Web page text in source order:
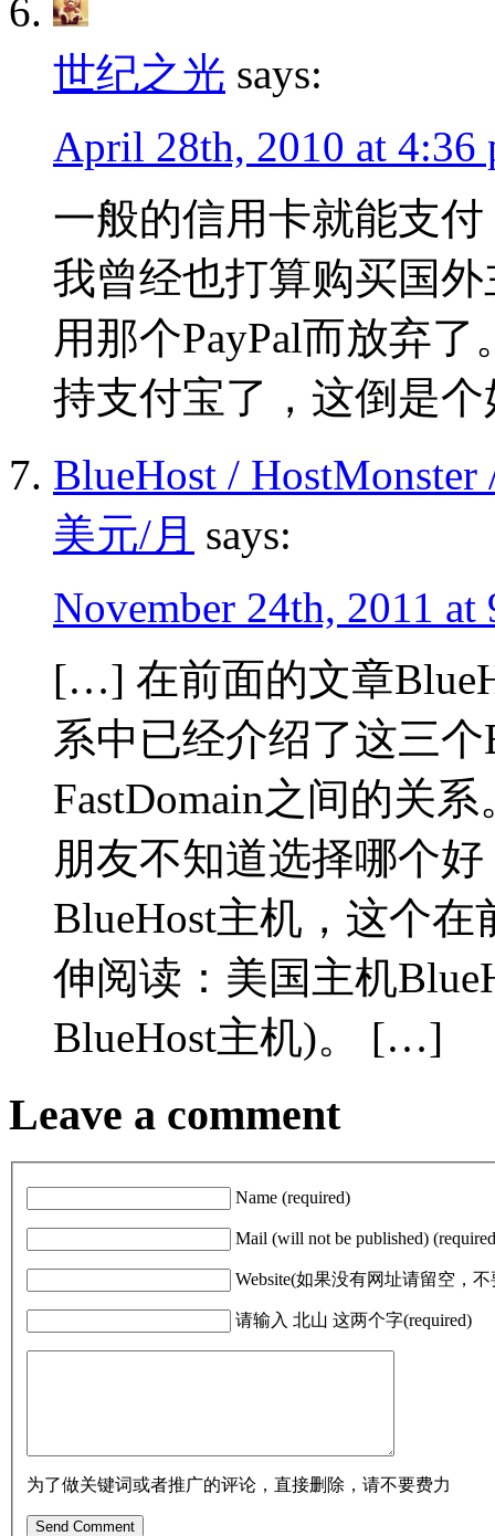
世纪之光 says:
April 28th, 2010 at 4:36
一般的信用卡就能支付
我曾经也打算购买国
用那个PayPal而放弃
持支付宝了，这倒是
BlueHost /
美元/月 says:
November 24th, 2011 at
[…] 在前面的文章
系中已经介绍了这三个
FastDomain之间的关
朋友不知道选择哪个
BlueHost主机，这个
伸阅读：美国主机
BlueHost主机)。 […]
Leave a comment
Name (required)
Mail (will not be published)
Website(如果没有网址请留空，
请输入 北山 这两个字(required)
为了做关键词或者推广的评论，直接删除，请不要费力